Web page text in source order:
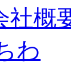
社概
わ